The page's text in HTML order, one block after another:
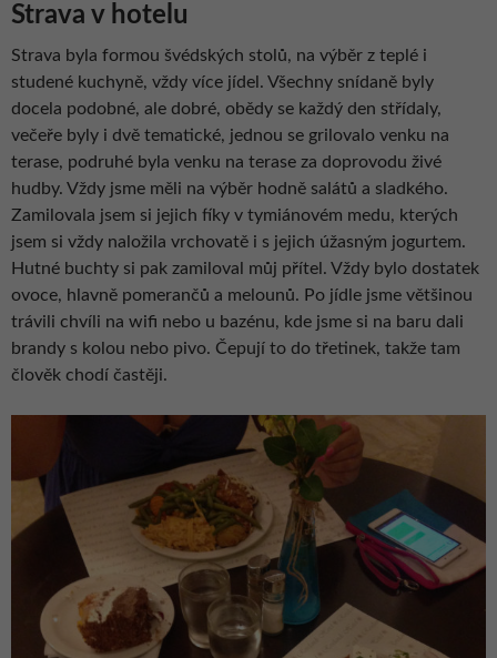
Strava v hotelu
Strava byla formou švédských stolů, na výběr z teplé i
studené kuchyně, vždy více jídel. Všechny snídaně byly
docela podobné, ale dobré, obědy se každý den střídaly,
večeře byly i dvě tematické, jednou se grilovalo venku na
terase, podruhé byla venku na terase za doprovodu živé
hudby. Vždy jsme měli na výběr hodně salátů a sladkého.
Zamilovala jsem si jejich fíky v tymiánovém medu, kterých
jsem si vždy naložila vrchovatě i s jejich úžasným jogurtem.
Hutné buchty si pak zamiloval můj přítel. Vždy bylo dostatek
ovoce, hlavně pomerančů a melounů. Po jídle jsme většinou
trávili chvíli na wifi nebo u bazénu, kde jsme si na baru dali
brandy s kolou nebo pivo. Čepují to do třetinek, takže tam
člověk chodí častěji.